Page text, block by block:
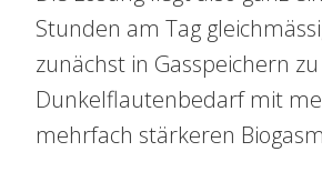
Stunden am Tag
zunächst in Gasspeichern
Dunkelflautenbedarf mit
mehrfach stärkeren